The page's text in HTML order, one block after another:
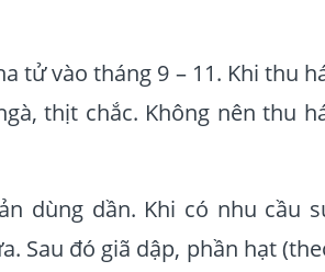
tử vào tháng 9 – 11. Khi thu
thịt chắc. Không nên thu
dùng dần. Khi có nhu cầu
Sau đó giã dập, phần hạt